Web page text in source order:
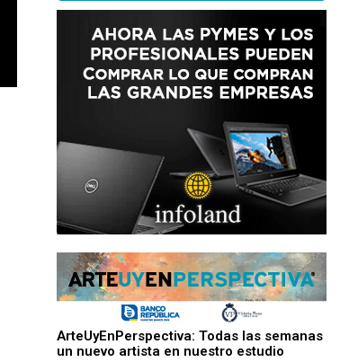
ArteUyEnPerspectiva: Todas las semanas
un nuevo artista en nuestro estudio